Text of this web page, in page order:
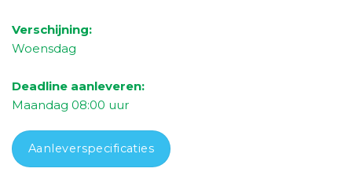
Verschijning:
Woensdag
Deadline aanleveren:
Maandag 08:00 uur
Aanleverspecificaties